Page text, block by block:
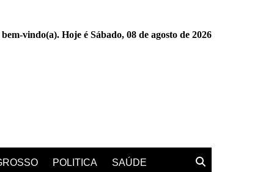
bem-vindo(a). Hoje é Sábado, 08 de agosto de 2026
POLITICA SAÚDE